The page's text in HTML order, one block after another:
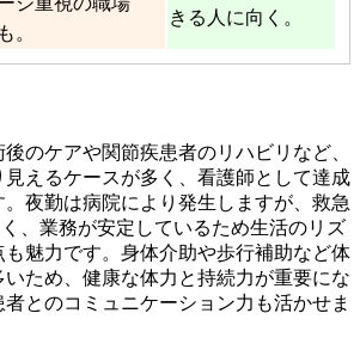
も。
きる人に向く。
のケアや関節疾患者のリハビリなど、
見えるケースが多く、看護師として達成
夜勤は病院により発生しますが、救急
、業務が安定しているため生活のリズ
も魅力です。身体介助や歩行補助など体
ため、健康な体力と持続力が重要にな
とのコミュニケーション力も活かせま